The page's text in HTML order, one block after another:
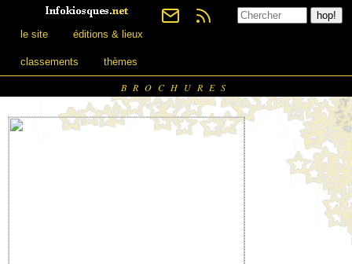
le site éditions & lieux
classements thèmes
BROCHURES